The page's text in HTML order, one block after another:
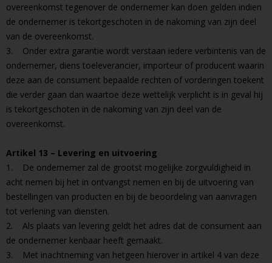
overeenkomst tegenover de ondernemer kan doen gelden indien
de ondernemer is tekortgeschoten in de nakoming van zijn deel
van de overeenkomst.
3. Onder extra garantie wordt verstaan iedere verbintenis van de
ondernemer, diens toeleverancier, importeur of producent waarin
deze aan de consument bepaalde rechten of vorderingen toekent
die verder gaan dan waartoe deze wettelijk verplicht is in geval hij
is tekortgeschoten in de nakoming van zijn deel van de
overeenkomst.
Artikel 13 – Levering en uitvoering
1. De ondernemer zal de grootst mogelijke zorgvuldigheid in
acht nemen bij het in ontvangst nemen en bij de uitvoering van
bestellingen van producten en bij de beoordeling van aanvragen
tot verlening van diensten.
2. Als plaats van levering geldt het adres dat de consument aan
de ondernemer kenbaar heeft gemaakt.
3. Met inachtneming van hetgeen hierover in artikel 4 van deze